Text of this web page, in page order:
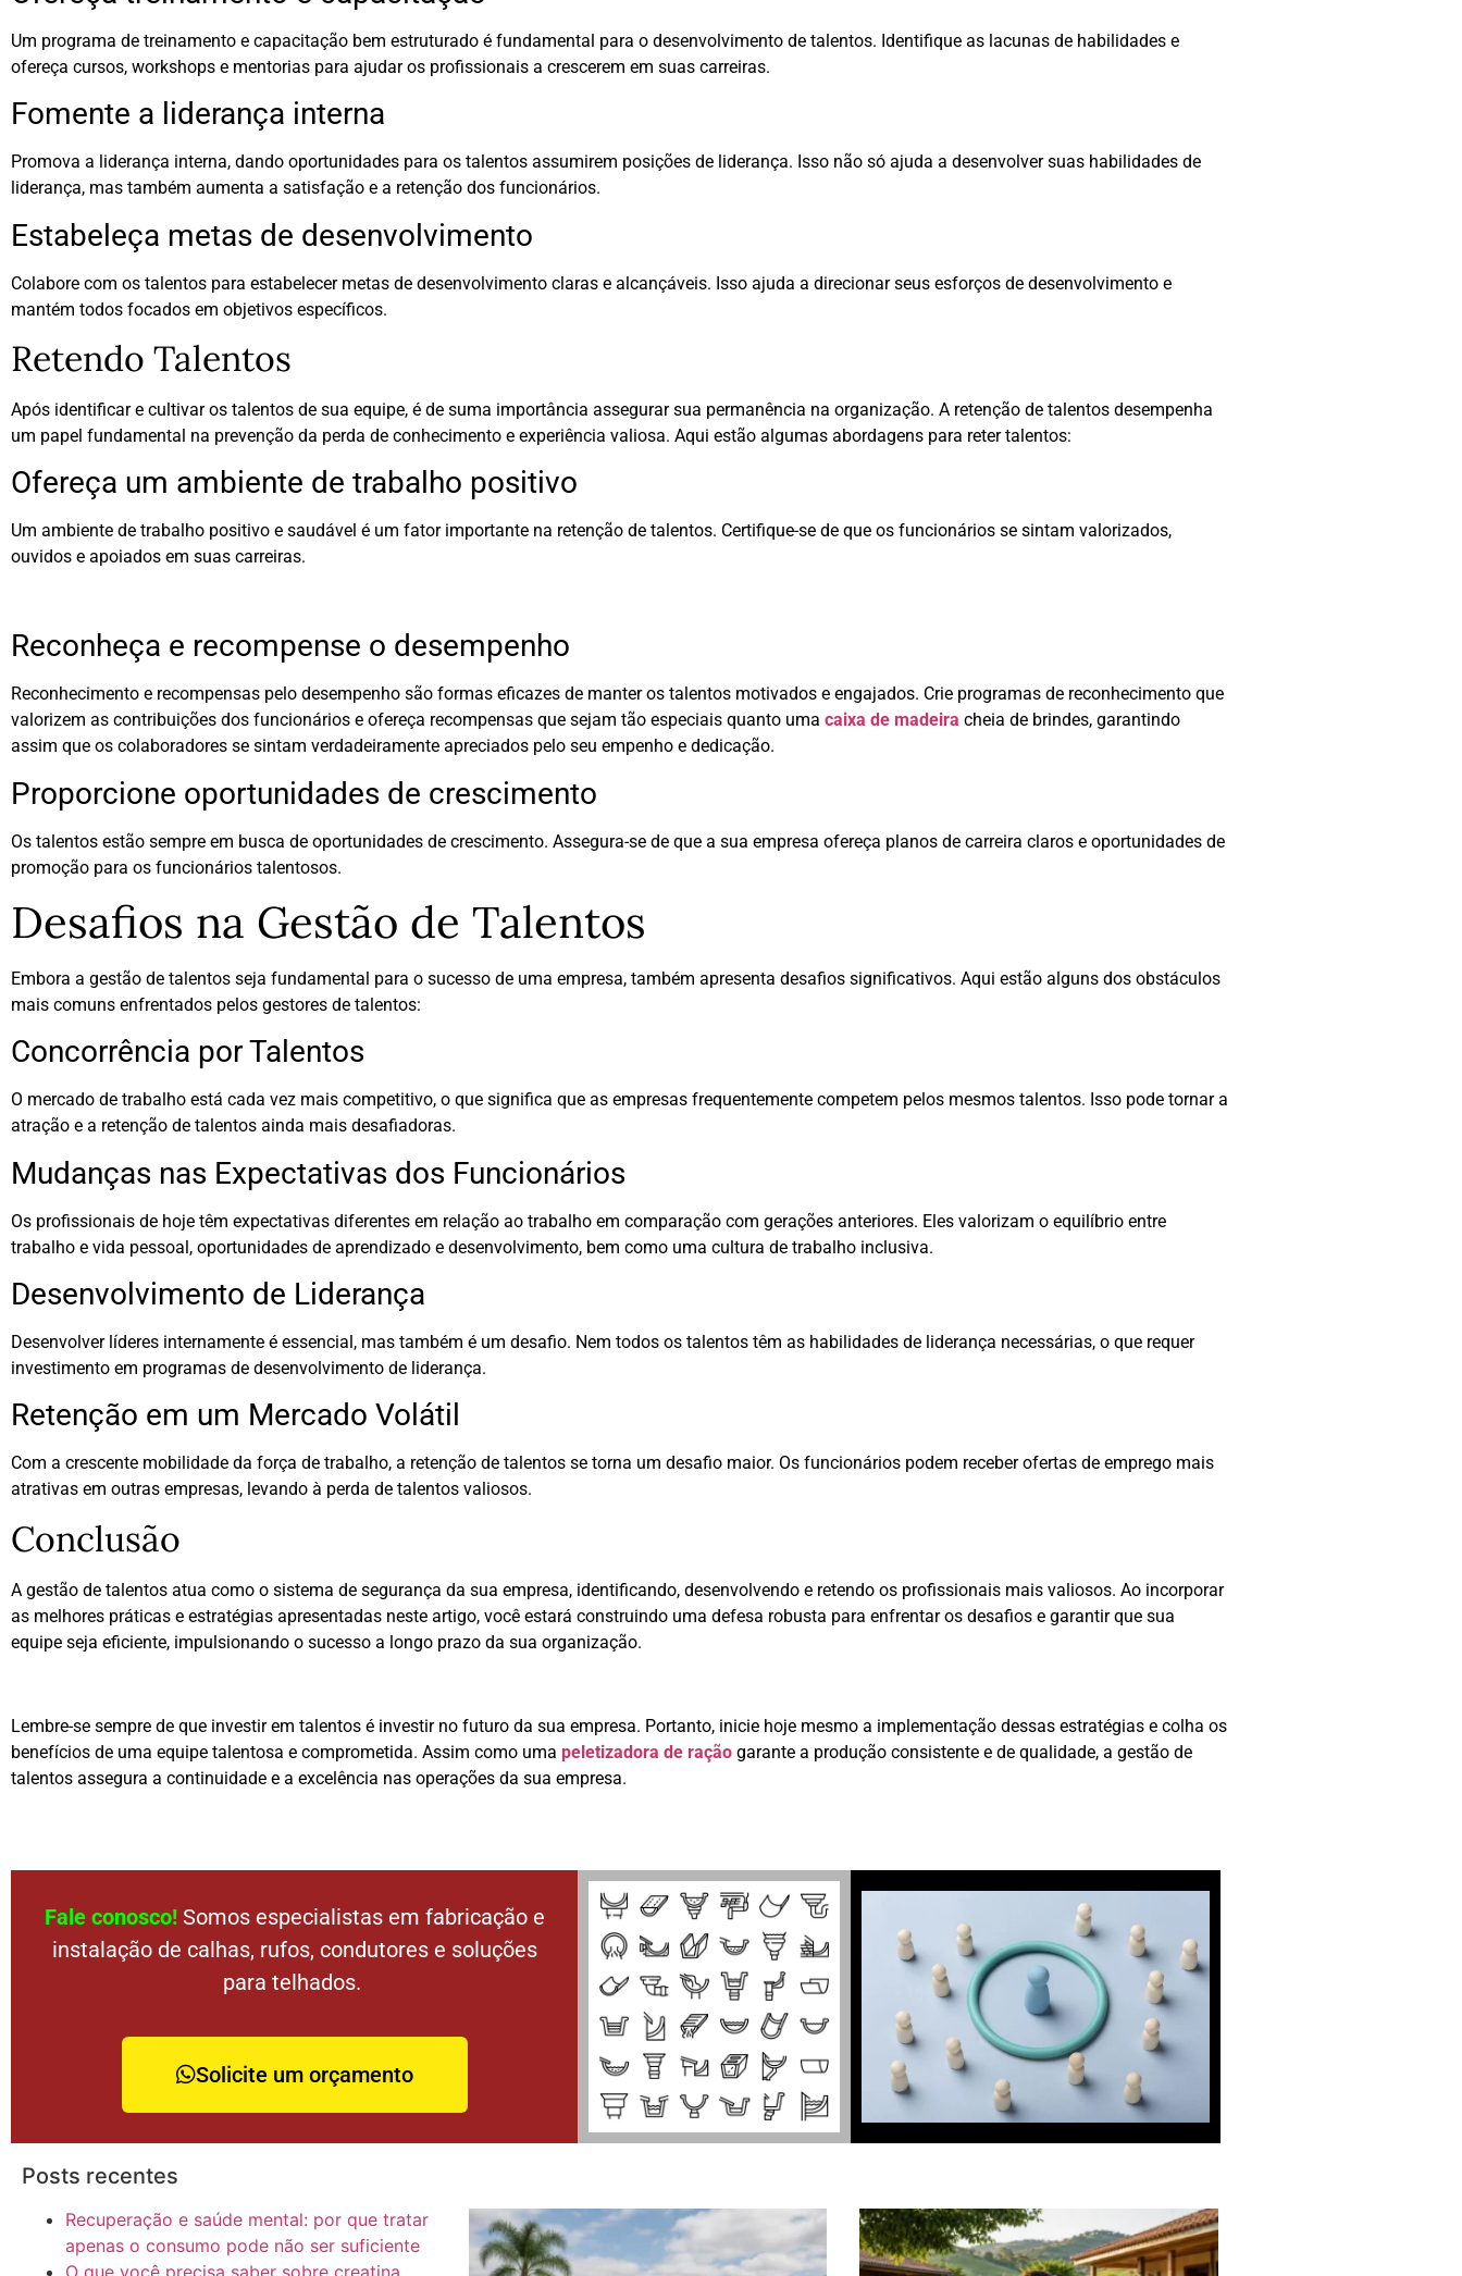
Um programa de treinamento e capacitação bem estruturado é fundamental para o desenvolvimento de talentos. Identifique as lacunas de habilidades e
ofereça cursos, workshops e mentorias para ajudar os profissionais a crescerem em suas carreiras.
Fomente a liderança interna
Promova a liderança interna, dando oportunidades para os talentos assumirem posições de liderança. Isso não só ajuda a desenvolver suas habilidades de
liderança, mas também aumenta a satisfação e a retenção dos funcionários.
Estabeleça metas de desenvolvimento
Colabore com os talentos para estabelecer metas de desenvolvimento claras e alcançáveis. Isso ajuda a direcionar seus esforços de desenvolvimento e
mantém todos focados em objetivos específicos.
Retendo Talentos
Após identificar e cultivar os talentos de sua equipe, é de suma importância assegurar sua permanência na organização. A retenção de talentos desempenha
um papel fundamental na prevenção da perda de conhecimento e experiência valiosa. Aqui estão algumas abordagens para reter talentos:
Ofereça um ambiente de trabalho positivo
Um ambiente de trabalho positivo e saudável é um fator importante na retenção de talentos. Certifique-se de que os funcionários se sintam valorizados,
ouvidos e apoiados em suas carreiras.
Reconheça e recompense o desempenho
Reconhecimento e recompensas pelo desempenho são formas eficazes de manter os talentos motivados e engajados. Crie programas de reconhecimento que
valorizem as contribuições dos funcionários e ofereça recompensas que sejam tão especiais quanto uma caixa de madeira cheia de brindes, garantindo
assim que os colaboradores se sintam verdadeiramente apreciados pelo seu empenho e dedicação.
Proporcione oportunidades de crescimento
Os talentos estão sempre em busca de oportunidades de crescimento. Assegura-se de que a sua empresa ofereça planos de carreira claros e oportunidades de
promoção para os funcionários talentosos.
Desafios na Gestão de Talentos
Embora a gestão de talentos seja fundamental para o sucesso de uma empresa, também apresenta desafios significativos. Aqui estão alguns dos obstáculos
mais comuns enfrentados pelos gestores de talentos:
Concorrência por Talentos
O mercado de trabalho está cada vez mais competitivo, o que significa que as empresas frequentemente competem pelos mesmos talentos. Isso pode tornar a
atração e a retenção de talentos ainda mais desafiadoras.
Mudanças nas Expectativas dos Funcionários
Os profissionais de hoje têm expectativas diferentes em relação ao trabalho em comparação com gerações anteriores. Eles valorizam o equilíbrio entre
trabalho e vida pessoal, oportunidades de aprendizado e desenvolvimento, bem como uma cultura de trabalho inclusiva.
Desenvolvimento de Liderança
Desenvolver líderes internamente é essencial, mas também é um desafio. Nem todos os talentos têm as habilidades de liderança necessárias, o que requer
investimento em programas de desenvolvimento de liderança.
Retenção em um Mercado Volátil
Com a crescente mobilidade da força de trabalho, a retenção de talentos se torna um desafio maior. Os funcionários podem receber ofertas de emprego mais
atrativas em outras empresas, levando à perda de talentos valiosos.
Conclusão
A gestão de talentos atua como o sistema de segurança da sua empresa, identificando, desenvolvendo e retendo os profissionais mais valiosos. Ao incorporar
as melhores práticas e estratégias apresentadas neste artigo, você estará construindo uma defesa robusta para enfrentar os desafios e garantir que sua
equipe seja eficiente, impulsionando o sucesso a longo prazo da sua organização.
Lembre-se sempre de que investir em talentos é investir no futuro da sua empresa. Portanto, inicie hoje mesmo a implementação dessas estratégias e colha os
benefícios de uma equipe talentosa e comprometida. Assim como uma peletizadora de ração garante a produção consistente e de qualidade, a gestão de
talentos assegura a continuidade e a excelência nas operações da sua empresa.
Fale conosco! Somos especialistas em fabricação e
instalação de calhas, rufos, condutores e soluções
para telhados.
Solicite um orçamento
Posts recentes
Recuperação e saúde mental: por que tratar
apenas o consumo pode não ser suficiente
O que você precisa saber sobre creatina